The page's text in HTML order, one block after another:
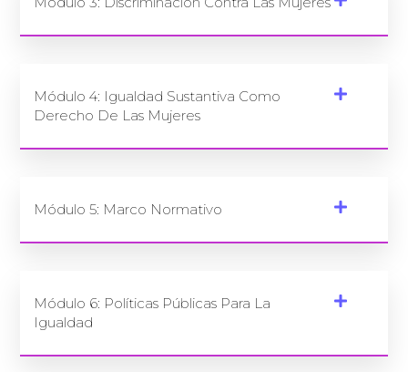
Módulo 4: Igualdad Sustantiva Como
Derecho De Las Mujeres
Módulo 5: Marco Normativo
Módulo 6: Políticas Públicas Para La
Igualdad